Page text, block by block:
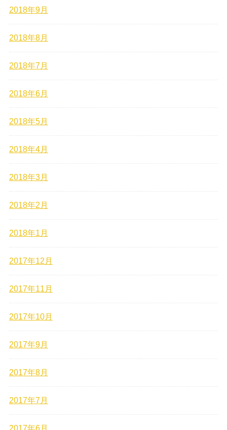
2018年9月
2018年8月
2018年7月
2018年6月
2018年5月
2018年4月
2018年3月
2018年2月
2018年1月
2017年12月
2017年11月
2017年10月
2017年9月
2017年8月
2017年7月
2017年6月